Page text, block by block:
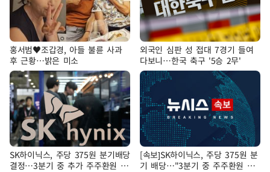
홍서범♥조갑경, 아들 불륜 사과
후 근황…밝은 미소
외국인 심판 성 접대 7경기 들여
다보니…한국 축구 '5승 2무'
SK하이닉스, 주당 375원 분기배당
결정…3분기 중 추가 주주환원 발
[속보]SK하이닉스, 주당 375원 분
기 배당…"3분기 중 주주환원 방